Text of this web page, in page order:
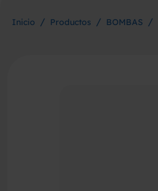
Inicio / Productos / BOMBAS /